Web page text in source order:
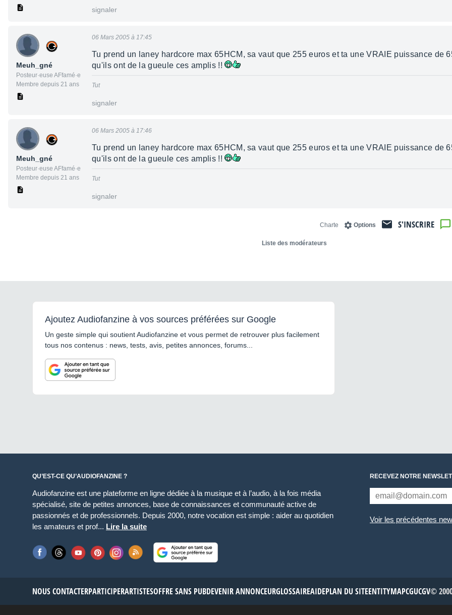
signaler
Meuh_gné
Posteur·euse AFfamé·e
Membre depuis 21 ans
06 Mars 2005 à 17:45
Tu prend un laney hardcore max 65HCM, sa vaut que 255 euros et ta une VRAIE puissance de
qu'ils ont de la gueule ces amplis !!
Tut
signaler
Meuh_gné
Posteur·euse AFfamé·e
Membre depuis 21 ans
06 Mars 2005 à 17:46
Tu prend un laney hardcore max 65HCM, sa vaut que 255 euros et ta une VRAIE puissance de
qu'ils ont de la gueule ces amplis !!
Tut
signaler
S'INSCRIRE
Options
Charte
Liste des modérateurs
Ajoutez Audiofanzine à vos sources préférées sur Google
Un geste simple qui soutient Audiofanzine et vous permet de retrouver plus facilement
tous nos contenus : news, tests, avis, petites annonces, forums...
QU’EST-CE QU’AUDIOFANZINE ?
Audiofanzine est une plateforme en ligne dédiée à la musique et à l’audio, à la fois média
spécialisé, site de petites annonces, base de connaissances et communauté active de
passionnés et de professionnels. Depuis 2000, notre vocation est simple : aider au quotidien
les amateurs et prof... Lire la suite
RECEVEZ NOTRE
Voir les précédentes
NOUS CONTACTERPARTICIPERARTISTESOFFRE SANS PUBDEVENIR ANNONCEURGLOSSAIREAIDEPLAN DU SITEENTITYMAPCGUCGV©